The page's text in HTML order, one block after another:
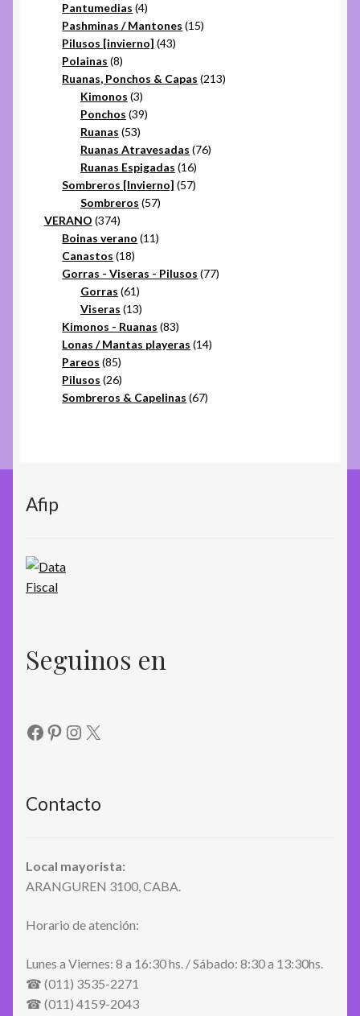
productos
Pantumedias 44
productos
Pashminas / Mantones 1515
Pilusos [invierno] 4343
Polainas 88
productos
Ruanas, Ponchos & Capas 213213
Kimonos 33
productos
Ponchos 3939
Ruanas 5353
productos
Ruanas Atravesadas 7676
Ruanas Espigadas 1616
productos
Sombreros [Invierno] 5757
Sombreros 5757
VERANO 374374
productos
Boinas verano 1111
Canastos 1818
productos
Gorras - Viseras - Pilusos 7777
Gorras 6161
productos
Viseras 1313
productos
Kimonos - Ruanas 8383
productos
Lonas / Mantas playeras 1414
Pareos 8585
productos
Pilusos 2626
productos
Sombreros & Capelinas 6767
Afip
Seguinos en
Facebook
Pinterest
Instagram
X
Contacto
Local mayorista:
ARANGUREN 3100, CABA.
Horario de atención:
Lunes a Viernes: 8 a 16:30 hs. / Sábado: 8:30 a 13:30hs.
☎ (011) 3535-2271
☎ (011) 4159-2043